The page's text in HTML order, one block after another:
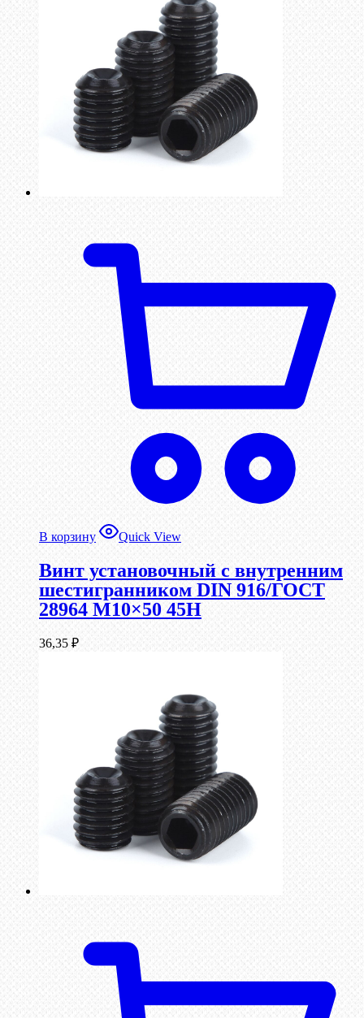
В корзину Quick View
Винт установочный с внутренним
шестигранником DIN 916/ГОСТ
28964 М10×50 45Н
36,35 ₽